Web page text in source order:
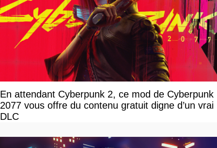
En attendant Cyberpunk 2, ce mod de Cyberpunk
2077 vous offre du contenu gratuit digne d’un vrai
DLC